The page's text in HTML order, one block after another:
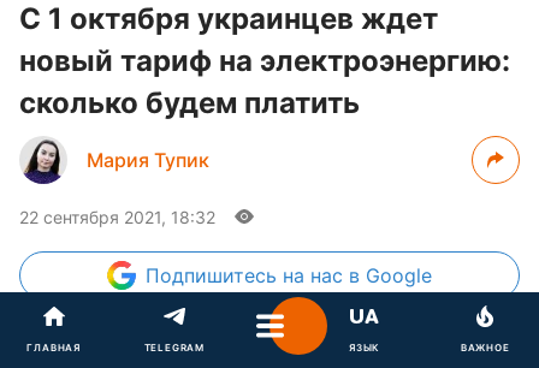
С 1 октября украинцев ждет
новый тариф на электроэнергию:
сколько будем платить
Мария Тупик
22 сентября 2021, 18:32
Подпишитесь на нас в Google
ГЛАВНАЯ TELEGRAM ЯЗЫК ВАЖНОЕ